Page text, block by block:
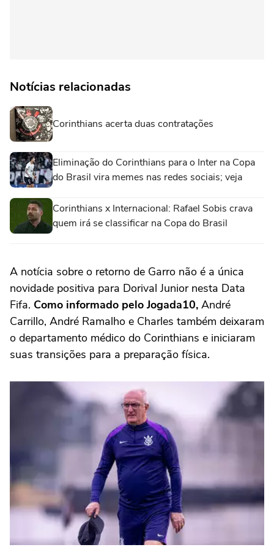
Notícias relacionadas
Corinthians acerta duas contratações
Eliminação do Corinthians para o Inter na Copa
do Brasil vira memes nas redes sociais; veja
Corinthians x Internacional: Rafael Sobis crava
quem irá se classificar na Copa do Brasil
A notícia sobre o retorno de Garro não é a única
novidade positiva para Dorival Junior nesta Data
Fifa. Como informado pelo Jogada10, André
Carrillo, André Ramalho e Charles também deixaram
o departamento médico do Corinthians e iniciaram
suas transições para a preparação física.